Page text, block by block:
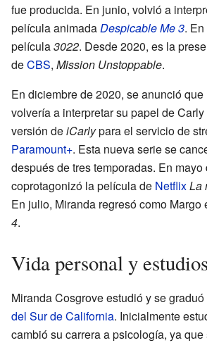
fue producida. En junio, volvió a
película animadaDespicable Me 3.
película3022. Desde 2020, es la
deCBS, Mission Unstoppable.
En diciembre de 2020, se anunció
volvería a interpretar su papel de
versión deiCarlypara el servicio de
Paramount+. Esta nueva serie se
después de tres temporadas. En mayo
coprotagonizó la película de NetflixLa
En julio, Miranda regresó como Margo
4.
Vida personal y estudios
Miranda Cosgrove estudió y se
del Sur de California. Inicialmente
cambió su carrera a psicología, ya